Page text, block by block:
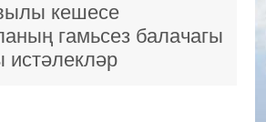
кешесе
гамьсез балачагы
истәлекләр